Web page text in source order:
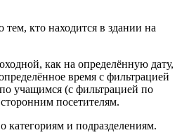
тем, кто находится в здании на
как на определённую дату,
время с фильтрацией
учащимся (с фильтрацией по
посетителям.
категориям и подразделениям.